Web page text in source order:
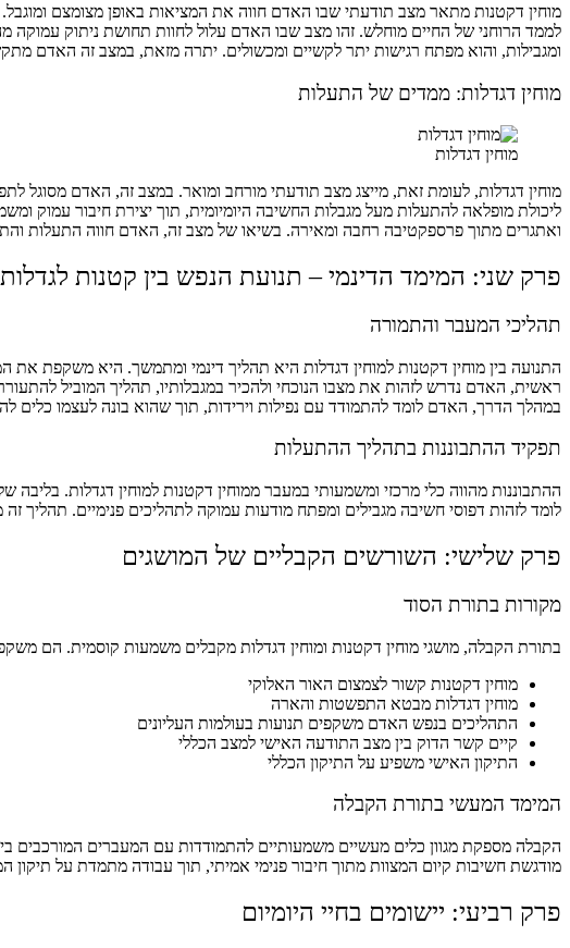
מוחין דקטנות מתאר מצב תודעתי שבו האדם חווה את המציאות באופן מצומצם
לממד הרוחני של החיים מוחלש. זהו מצב שבו האדם עלול לחוות תחושת ניתוק
ומגבילות, והוא מפתח רגישות יתר לקשיים ומכשולים. יתרה מזאת, במצב זה האדם
מוחין דגדלות: ממדים של התעלות
מוחין דגדלות
מוחין דגדלות, לעומת זאת, מייצג מצב תודעתי מורחב ומואר. במצב זה, האדם
ליכולת מופלאה להתעלות מעל מגבלות החשיבה היומיומית, תוך יצירת חיבור עמוק
ואתגרים מתוך פרספקטיבה רחבה ומאירה. בשיאו של מצב זה, האדם חווה התעלות
פרק שני: המימד הדינמי – תנועת הנפש בין קטנות לגדלות
תהליכי המעבר והתמורה
התנועה בין מוחין דקטנות למוחין דגדלות היא תהליך דינמי ומתמשך. היא משקפת
ראשית, האדם נדרש לזהות את מצבו הנוכחי ולהכיר במגבלותיו, תהליך המוביל
במהלך הדרך, האדם לומד להתמודד עם נפילות וירידות, תוך שהוא בונה לעצמו
תפקיד ההתבוננות בתהליך ההתעלות
ההתבוננות מהווה כלי מרכזי ומשמעותי במעבר ממוחין דקטנות למוחין דגדלות.
לומד לזהות דפוסי חשיבה מגבילים ומפתח מודעות עמוקה לתהליכים פנימיים. תהליך
פרק שלישי: השורשים הקבליים של המושגים
מקורות בתורת הסוד
בתורת הקבלה, מושגי מוחין דקטנות ומוחין דגדלות מקבלים משמעות קוסמית. הם
מוחין דקטנות קשור לצמצום האור האלוקי
מוחין דגדלות מבטא התפשטות והארה
התהליכים בנפש האדם משקפים תנועות בעולמות העליונים
קיים קשר הדוק בין מצב התודעה האישי למצב הכללי
התיקון האישי משפיע על התיקון הכללי
המימד המעשי בתורת הקבלה
הקבלה מספקת מגוון כלים מעשיים משמעותיים להתמודדות עם המעברים המורכבים
מודגשת חשיבות קיום המצוות מתוך חיבור פנימי אמיתי, תוך עבודה מתמדת על
פרק רביעי: יישומים בחיי היומיום